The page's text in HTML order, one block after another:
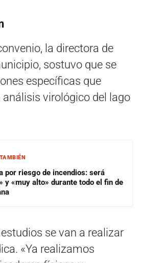
la directora de
sostuvo que se
específicas que
virológico del lago
por riesgo de incendios: será
y «muy alto» durante todo el fin de
se van a realizar
«Ya realizamos